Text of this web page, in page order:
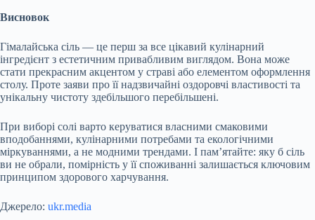
Висновок
Гімалайська сіль — це перш за все цікавий кулінарний
інгредієнт з естетичним привабливим виглядом. Вона може
стати прекрасним акцентом у страві або елементом оформлення
столу. Проте заяви про її надзвичайні оздоровчі властивості та
унікальну чистоту здебільшого перебільшені.
При виборі солі варто керуватися власними смаковими
вподобаннями, кулінарними потребами та екологічними
міркуваннями, а не модними трендами. І пам’ятайте: яку б сіль
ви не обрали, помірність у її споживанні залишається ключовим
принципом здорового харчування.
Джерело: ukr.media